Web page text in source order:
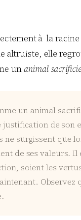
à la
altruiste, elle
unanimal
un animal
justification de son
surgissent que
de ses valeurs. Il
soient les
Observez